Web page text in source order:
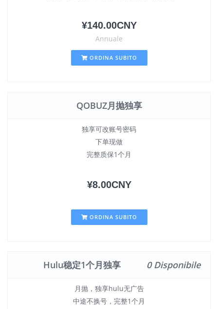
¥140.00CNY
Annuale
ORDINA SUBITO
QOBUZ月抛独享
独享可改账号密码
下单现做
完整质保1个月
¥8.00CNY
ORDINA SUBITO
Hulu稳定1个月独享 0 Disponibile
月抛，独享hulu无广告
中途不换号，完整1个月